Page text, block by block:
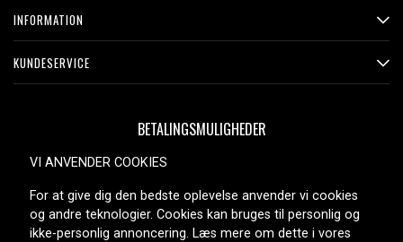
INFORMATION
KUNDESERVICE
BETALINGSMULIGHEDER
LEVERINGSMULIGHEDER
VI ANVENDER COOKIES
For at give dig den bedste oplevelse anvender vi cookies
og andre teknologier. Cookies kan bruges til personlig og
ikke-personlig annoncering. Læs mere om dette i vores